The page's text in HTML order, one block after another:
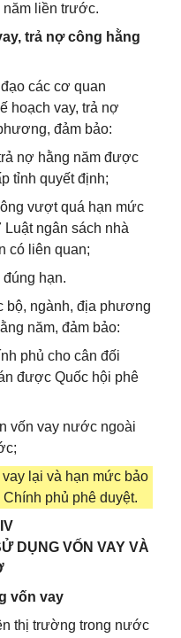
liền trước.
trả nợ công hằng
các cơ quan
hoạch vay, trả nợ
đảm bảo:
nợ hằng năm được
tỉnh quyết định;
vượt quá hạn mức
ngân sách nhà
có liên quan;
hạn.
bộ, ngành, địa phương
năm, đảm bảo:
phủ cho cân đối
được Quốc hội phê
vốn vay nước ngoài
lại và hạn mức bảo
phủ phê duyệt.
DỤNG VỐN VAY VÀ
vốn vay
thị trường trong nước